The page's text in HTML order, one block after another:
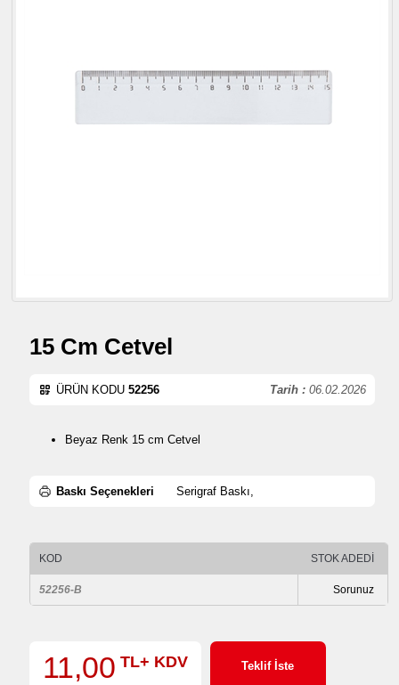
15 Cm Cetvel
Tarih : 06.02.2026
ÜRÜN KODU 52256
Beyaz Renk 15 cm Cetvel
Baskı Seçenekleri Serigraf Baskı,
KOD STOK ADEDİ
52256-B Sorunuz
11,00 TL+ KDV Teklif İste